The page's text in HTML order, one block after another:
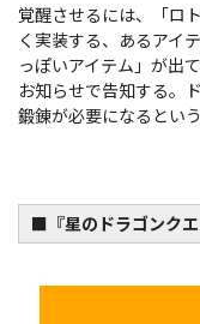
覚醒させるには、「ロ
く実装する、あるアイ
っぽいアイテム」が出
お知らせで告知する。
鍛錬が必要になるという
■『星のドラゴンクエ